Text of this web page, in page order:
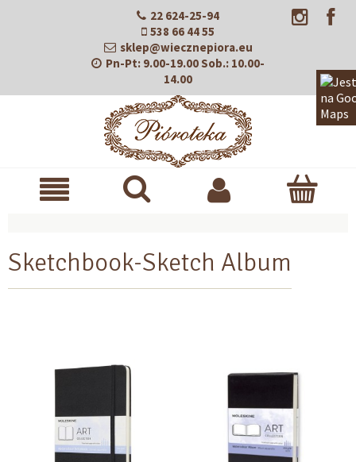
22 624-25-94
538 66 44 55
sklep@wiecznepiora.eu
Pn-Pt: 9.00-19.00Sob.: 10.00-
14.00
Sketchbook-Sketch Album